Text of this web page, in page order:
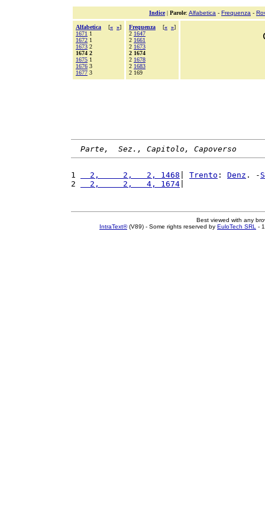
Indice| Parole: Alfabetica - Frequenza -
Alfabetica [« »]
1671 1
1672 1
1673 2
1674 2
1675 1
1676 3
1677 3
Frequenza [« »]
2 1647
2 1661
2 1673
2 1674
2 1678
2 1683
2 169
Parte,  Sez., Capitolo, Capoverso
1
  2,     2,   2, 1468
Trento : Denz . -
2
  2,     2,   4, 1674
Best viewed with any
IntraText®(V89) - Some rights reserved by EuloTech SRL -